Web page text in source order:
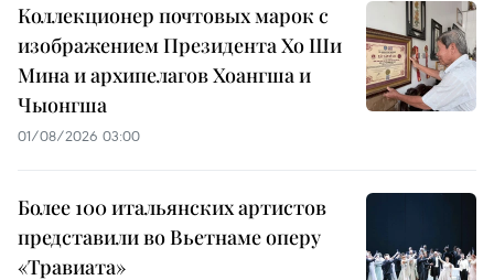
Коллекционер почтовых марок с
изображением Президента Хо Ши
Мина и архипелагов Хоангша и
Чыонгша
01/08/2026 03:00
Более 100 итальянских артистов
представили во Вьетнаме оперу
«Травиата»